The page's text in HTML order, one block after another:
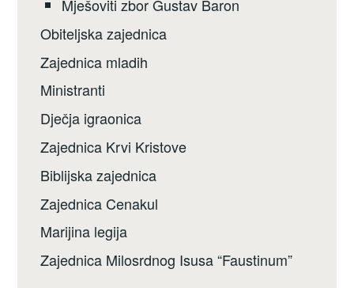
Mješoviti zbor Gustav Baron
Obiteljska zajednica
Zajednica mladih
Ministranti
Dječja igraonica
Zajednica Krvi Kristove
Biblijska zajednica
Zajednica Cenakul
Marijina legija
Zajednica Milosrdnog Isusa “Faustinum”